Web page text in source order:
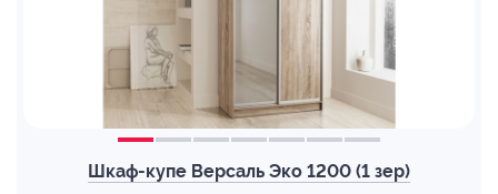
Шкаф-купе Версаль Эко 1200 (1 зер)